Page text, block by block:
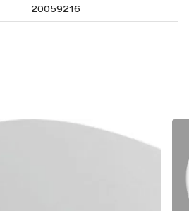
20059216